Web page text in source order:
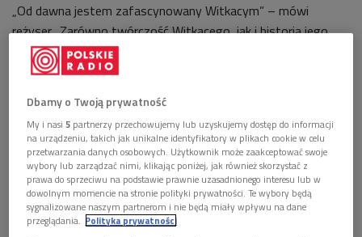
„Od dawna jestem zafascynowany Witkacym” – mówi
reżyser „Zarówno twórczość Witkacego, jak i historia jego
życia są niezwykłe”. W filmie Koprowicza szalony wirtuoz,
wiecznie nienasycony wielbiciel kobiet i skandalista, który
„Mistyfikacji” rozpoczyna się, kiedy wydalony z uczelni tuż
przed obroną pracy magisterskiej Łazowski (w tej roli Maciej
Stuhr), wpada na sensacyjny trop. Z jego dochodzenia wynika,
że samobójstwo Witkacego w 1939 roku było mistyfikacją.
Rzeczywistość podsuwa kolejne dowody. Kochanka artysty
przynosi do Desy swoje nieznane portrety, jedna z jego
dawnych kobiet przechowuje kartki, które dostała od
Dbamy o Twoją prywatność
My i nasi5 partnerzy przechowujemy lub uzyskujemy dostęp do informacji
na urządzeniu, takich jak unikalne identyfikatory w plikach cookie w celu
przetwarzania danych osobowych. Użytkownik może zaakceptować swoje
wybory lub zarządzać nimi, klikając poniżej, jak również skorzystać z
prawa do sprzeciwu na podstawie prawnie uzasadnionego interesu lub w
dowolnym momencie na stronie polityki prywatności. Te wybory będą
sygnalizowane naszym partnerom i nie będą miały wpływu na dane
przeglądania. Polityka prywatności